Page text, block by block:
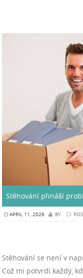
Stěhování přináší
APRIL 11, 2026 BY
Stěhování se není v
Což mi potvrdí každý,